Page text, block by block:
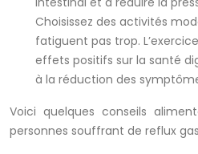
Choisissez des activités
fatiguent pas trop.
effets positifs sur la santé
à la réduction des
Voici quelques conseils
personnes souffrant de reflux